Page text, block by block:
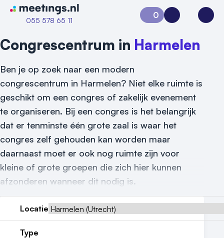
Naar home van Meetings
055 578 65 11
Vraag locatie aan
Locatiegids
Meld locatie aan
Nieuws
Reviews (5⭐️)
0
Aanvraag 0Inloggen
Congrescentrum in Harmelen
Ben je op zoek naar een modern
congrescentrum in Harmelen? Niet elke ruimte is
geschikt om een congres of zakelijk evenement
te organiseren. Bij een congres is het belangrijk
dat er tenminste één grote zaal is waar het
congres zelf gehouden kan worden maar
daarnaast moet er ook nog ruimte zijn voor
kleine of grote groepen die zich hier kunnen
afzonderen wanneer dit nodig is.
Locatie
Type